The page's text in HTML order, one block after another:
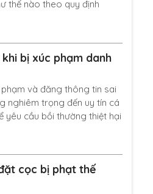
thế nào theo quy định
bị xúc phạm danh
và đăng thông tin sai
nghiêm trọng đến uy tín cá
yêu cầu bồi thường thiệt hại
cọc bị phạt thế